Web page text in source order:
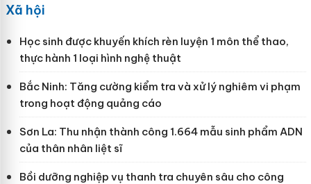
Xã hội
Học sinh được khuyến khích rèn luyện 1 môn thể thao,
thực hành 1 loại hình nghệ thuật
Bắc Ninh: Tăng cường kiểm tra và xử lý nghiêm vi phạm
trong hoạt động quảng cáo
Sơn La: Thu nhận thành công 1.664 mẫu sinh phẩm ADN
của thân nhân liệt sĩ
Bồi dưỡng nghiệp vụ thanh tra chuyên sâu cho công